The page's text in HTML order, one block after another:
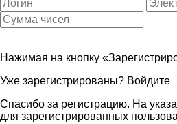
Нажимая на кнопку
Уже зарегистрированы? Войдите
Спасибо за регистрацию. На
для зарегистрированных